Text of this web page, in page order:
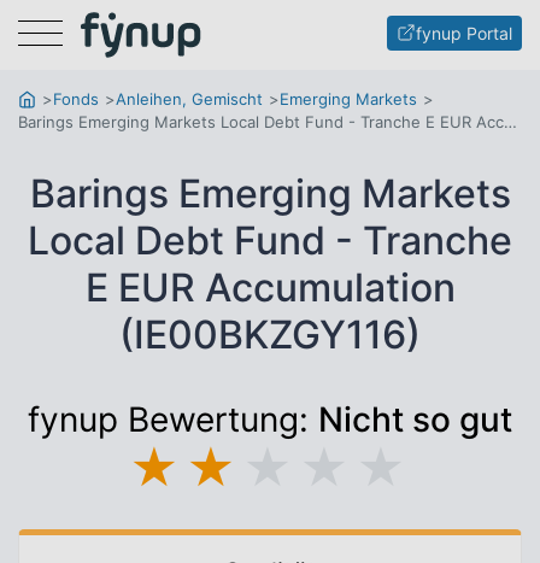
Menu fynup Portal
Fonds Anleihen, Gemischt
Emerging Markets
Barings Emerging Markets Local Debt Fund - Tranche E EUR Accumulation
Barings Emerging Markets
Local Debt Fund - Tranche
E EUR Accumulation
(IE00BKZGY116)
fynup Bewertung: Nicht so gut
★ ★